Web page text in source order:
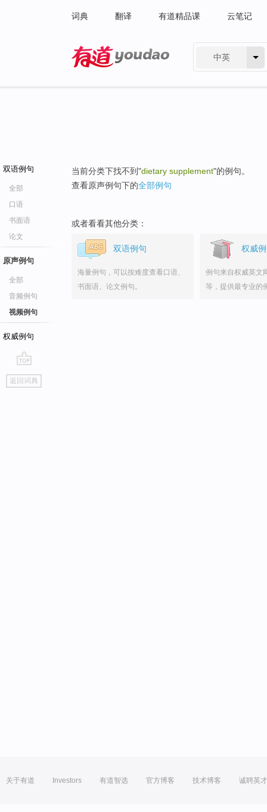
词典 翻译 有道精品课 云笔记
中英
双语例句
全部
口语
书面语
论文
原声例句
全部
音频例句
视频例句
权威例句
go
top
返回词典
当前分类下找不到"dietary supplement"的例句。
查看原声例句下的全部例句
或者看看其他分类：
双语例句
海量例句，可以按难度查看口语、
书面语、论文例句。
权威
例句来自权威英文
等，提供最专业的
关于有道 Investors 有道智选 官方博客 技术博客 诚聘英才